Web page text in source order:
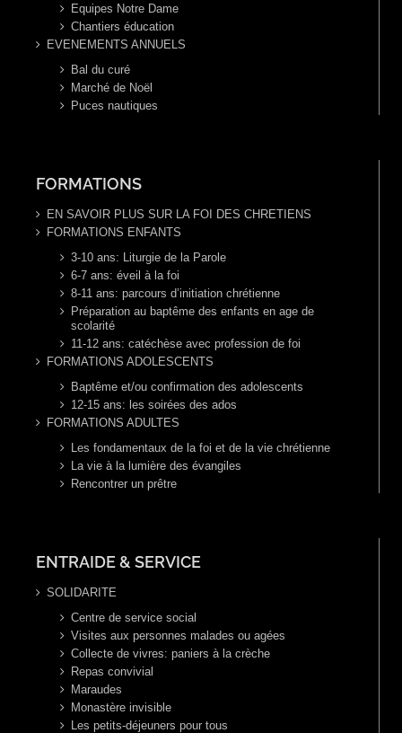
Equipes Notre Dame
Chantiers éducation
EVENEMENTS ANNUELS
Bal du curé
Marché de Noël
Puces nautiques
FORMATIONS
EN SAVOIR PLUS SUR LA FOI DES CHRETIENS
FORMATIONS ENFANTS
3-10 ans: Liturgie de la Parole
6-7 ans: éveil à la foi
8-11 ans: parcours d’initiation chrétienne
Préparation au baptême des enfants en age de
scolarité
11-12 ans: catéchèse avec profession de foi
FORMATIONS ADOLESCENTS
Baptême et/ou confirmation des adolescents
12-15 ans: les soirées des ados
FORMATIONS ADULTES
Les fondamentaux de la foi et de la vie chrétienne
La vie à la lumière des évangiles
Rencontrer un prêtre
ENTRAIDE & SERVICE
SOLIDARITE
Centre de service social
Visites aux personnes malades ou agées
Collecte de vivres: paniers à la crèche
Repas convivial
Maraudes
Monastère invisible
Les petits-déjeuners pour tous